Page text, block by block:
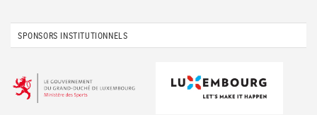
SPONSORS INSTITUTIONNELS